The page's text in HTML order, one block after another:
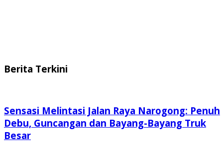
Berita Terkini
Sensasi Melintasi Jalan Raya Narogong: Penuh
Debu, Guncangan dan Bayang-Bayang Truk
Besar